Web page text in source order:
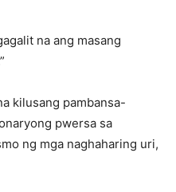
na ang masang
kilusang pambansa-
pwersa sa
ng mga naghaharing uri,